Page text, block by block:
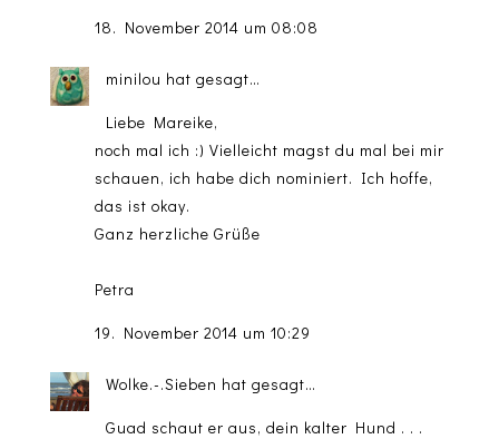
18. November 2014 um 08:08
minilou hat gesagt…
Liebe Mareike,
noch mal ich :) Vielleicht magst du mal bei mir
schauen, ich habe dich nominiert. Ich hoffe,
das ist okay.
Ganz herzliche Grüße
Petra
19. November 2014 um 10:29
Wolke.-.Sieben hat gesagt…
Guad schaut er aus, dein kalter Hund . . .